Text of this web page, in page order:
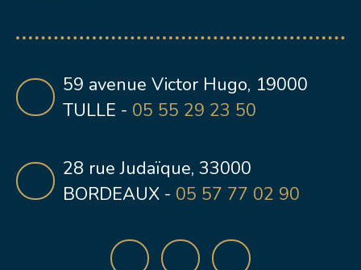
59 avenue Victor Hugo, 19000
TULLE - 05 55 29 23 50
28 rue Judaïque, 33000
BORDEAUX - 05 57 77 02 90